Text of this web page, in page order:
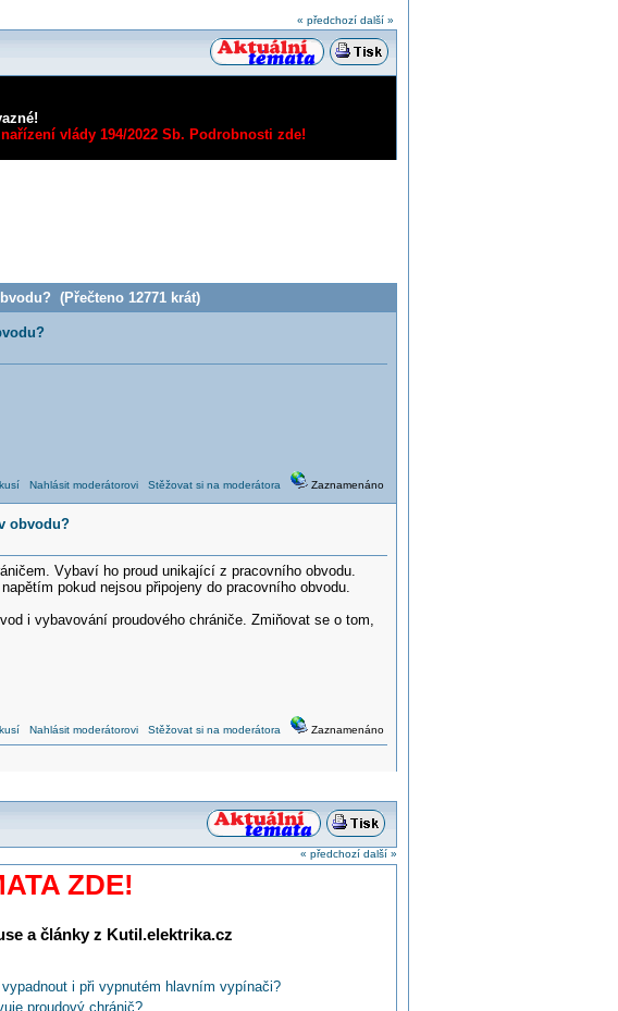
« předchozí další »
vlády 194/2022 Sb. Podrobnosti zde!
(Přečteno 12771 krát)
Nahlásit moderátorovi Stěžovat si na moderátora Zaznamenáno
obvodu?
Vybaví ho proud unikající z pracovního obvodu.
pokud nejsou připojeny do pracovního obvodu.
i vybavování proudového chrániče. Zmiňovat se o tom,
Nahlásit moderátorovi Stěžovat si na moderátora Zaznamenáno
« předchozí další »
ZDE!
a články z Kutil.elektrika.cz
i při vypnutém hlavním vypínači?
proudový chránič?